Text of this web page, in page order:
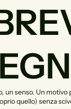
senso. Un
quello) senza